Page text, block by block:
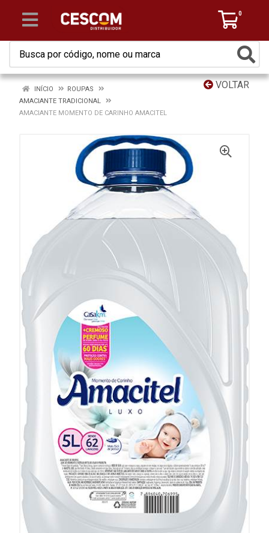
0
VOLTAR
INÍCIO
ROUPAS
AMACIANTE TRADICIONAL
AMACIANTE MOMENTO DE CARINHO AMACITEL